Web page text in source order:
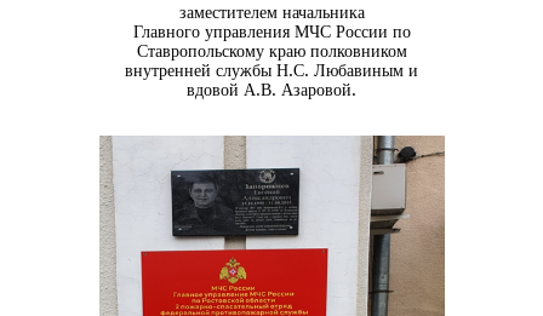
заместителем начальника
Главного управления МЧС России по
Ставропольскому краю полковником
внутренней службы Н.С. Любавиным и
вдовой А.В. Азаровой.